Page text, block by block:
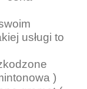
usługi to
)